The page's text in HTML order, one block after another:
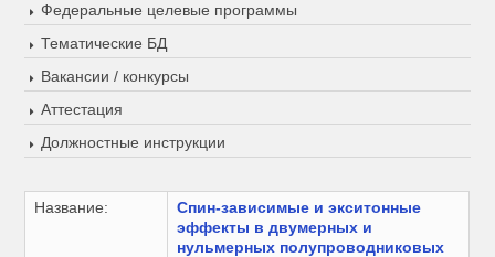
Федеральные целевые программы
Тематические БД
Вакансии / конкурсы
Аттестация
Должностные инструкции
Название:
Спин-зависимые и экситонные
эффекты в двумерных и
нульмерных полупроводниковых